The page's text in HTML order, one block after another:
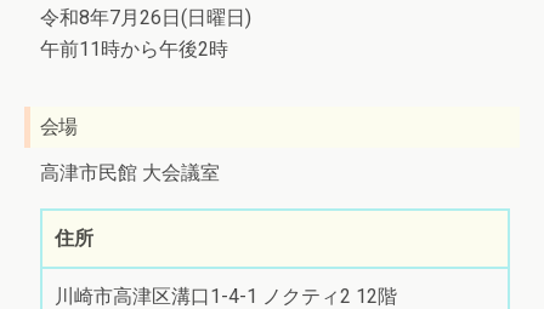
令和8年7月26日(日曜日)
午前11時から午後2時
会場
高津市民館 大会議室
住所
川崎市高津区溝口1-4-1 ノクティ2 12階